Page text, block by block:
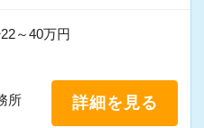
協力しながら気持ち
22～40万円
所 詳細を見る